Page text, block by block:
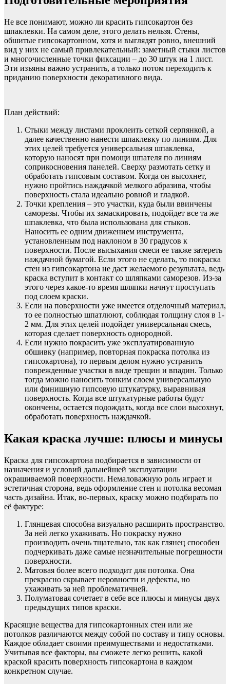
Не все понимают, можно ли красить гипсокартон без
шпаклевки. На самом деле, этого делать нельзя. Стены,
обшитые гипсокартонном, хотя и выглядят ровно, внешний
вид у них не самый привлекательный: заметный стыки листов
и многочисленные точки фиксации – до 30 штук на 1 лист.
Эти изъяны важно устранить, а только потом переходить к
приданию поверхности декоративного вида.
План действий:
Стыки между листами проклеить сеткой серпянкой, а
далее качественно нанести шпаклевку по линиям. Для
этих целей требуется универсальная шпаклевка,
которую наносят при помощи шпателя по линиям
соприкосновения панелей. Сверху размотать сетку и
обработать гипсовым составом. Когда он высохнет,
нужно пройтись наждачкой мелкого абразива, чтобы
поверхность стала идеально ровной и гладкой.
Точки крепления – это участки, куда были ввинчены
саморезы. Чтобы их замаскировать, подойдет все та же
шпаклевка, что была использована для стыков.
Наносить ее одним движением инструмента,
установленным под наклоном в 30 градусов к
поверхности. После высыхания смеси ее также затереть
наждачной бумагой. Если этого не сделать, то покраска
стен из гипсокартона не даст желаемого результата, ведь
краска вступит в контакт со шляпками саморезов. Из-за
этого через какое-то время шляпки начнут проступать
под слоем краски.
Если на поверхности уже имеется отделочный материал,
то ее полностью шпатлюют, соблюдая толщину слоя в 1-
2 мм. Для этих целей подойдет универсальная смесь,
которая сделает поверхность однородной.
Если нужно покрасить уже эксплуатированную
обшивку (например, повторная покраска потолка из
гипсокартона), то первым делом нужно устранить
поврежденные участки в виде трещин и впадин. Только
тогда можно наносить тонким слоем универсальную
или финишную гипсовую штукатурку, выравнивая
поверхность. Когда все штукатурные работы будут
окончены, остается подождать, когда все слои высохнут,
обработать поверхность наждачкой.
Какая краска лучше: плюсы и минусы
Краска для гипсокартона подбирается в зависимости от
назначения и условий дальнейшей эксплуатации
окрашиваемой поверхности. Немаловажную роль играет и
эстетичная сторона, ведь оформление стен и потолка весомая
часть дизайна. Итак, во-первых, краску можно подбирать по
её фактуре:
Глянцевая способна визуально расширить пространство.
За ней легко ухаживать. Но покраску нужно
производить очень тщательно, так как глянец способен
подчеркивать даже самые незначительные погрешности
поверхности.
Матовая более всего подходит для потолка. Она
прекрасно скрывает неровности и дефекты, но
ухаживать за ней проблематичней.
Полуматовая сочетает в себе все плюсы и минусы двух
предыдущих типов краски.
Красящие вещества для гипсокартонных стен или же
потолков различаются между собой по составу и типу основы.
Каждое обладает своими преимуществами и недостатками.
Учитывая все факторы, вы сможете легко решить, какой
краской красить поверхность гипсокартона в каждом
конкретном случае.